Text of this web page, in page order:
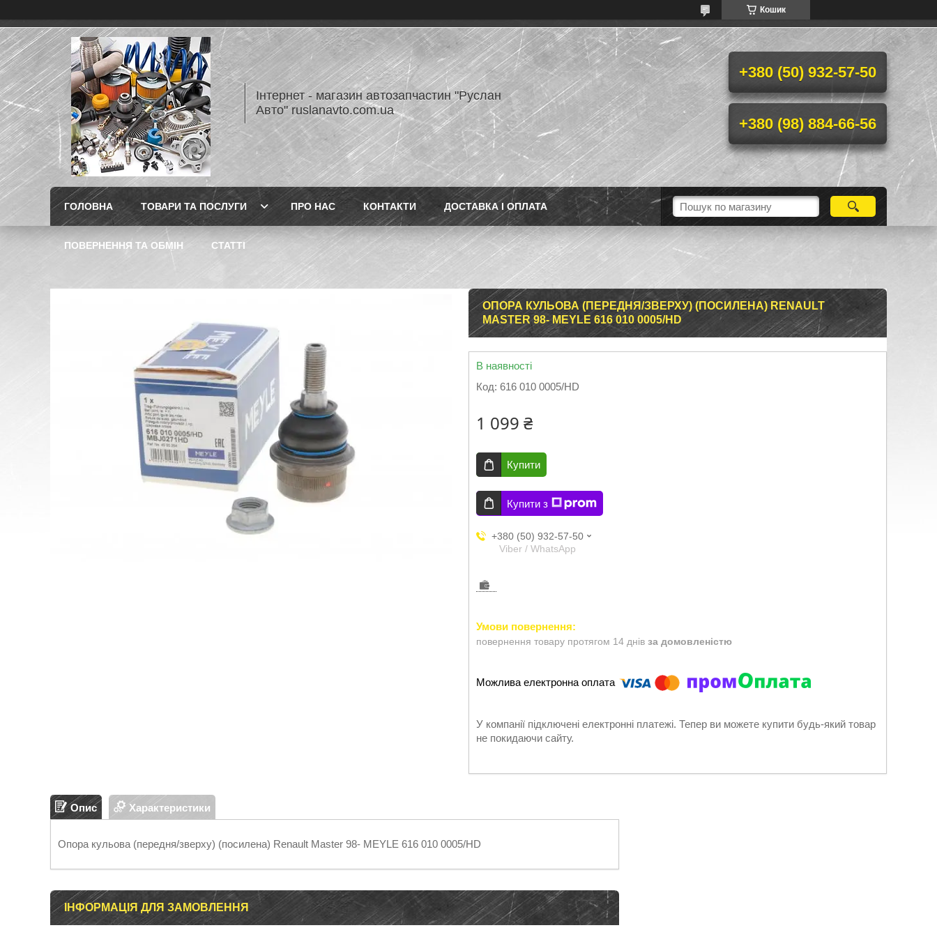
Кошик
Інтернет - магазин автозапчастин "Руслан
Авто" ruslanavto.com.ua
+380 (50) 932-57-50
+380 (98) 884-66-56
ГОЛОВНА ТОВАРИ ТА ПОСЛУГИ ПРО НАС КОНТАКТИ ДОСТАВКА І ОПЛАТА
ПОВЕРНЕННЯ ТА ОБМІН СТАТТІ
ОПОРА КУЛЬОВА (ПЕРЕДНЯ/ЗВЕРХУ) (ПОСИЛЕНА) RENAULT
MASTER 98- MEYLE 616 010 0005/HD
В наявності
Код: 616 010 0005/HD
1 099 ₴
Купити
Купити з
+380 (50) 932-57-50
Viber / WhatsApp
повернення товару протягом 14 днів за домовленістю
У компанії підключені електронні платежі. Тепер ви можете купити будь-який товар
не покидаючи сайту.
Опис Характеристики
Опора кульова (передня/зверху) (посилена) Renault Master 98- MEYLE 616 010 0005/HD
ІНФОРМАЦІЯ ДЛЯ ЗАМОВЛЕННЯ